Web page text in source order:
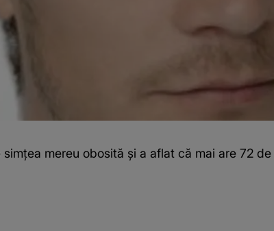
mereu obosită și a aflat că mai are 72